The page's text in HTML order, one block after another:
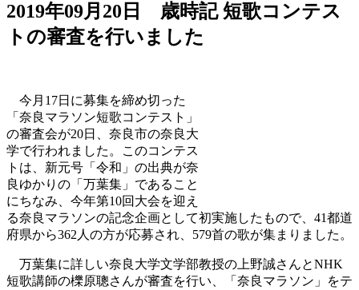
2019年09月20日 歳時記 短歌コンテス
トの審査を行いました
今月17日に募集を締め切った
「奈良マラソン短歌コンテスト」
の審査会が20日、奈良市の奈良大
学で行われました。このコンテス
トは、新元号「令和」の出典が奈
良ゆかりの「万葉集」であること
にちなみ、今年第10回大会を迎え
る奈良マラソンの記念企画として初実施したもので、41都道
府県から362人の方が応募され、579首の歌が集まりました。
万葉集に詳しい奈良大学文学部教授の上野誠さんとNHK
短歌講師の櫟原聰さんが審査を行い、「奈良マラソン」をテ